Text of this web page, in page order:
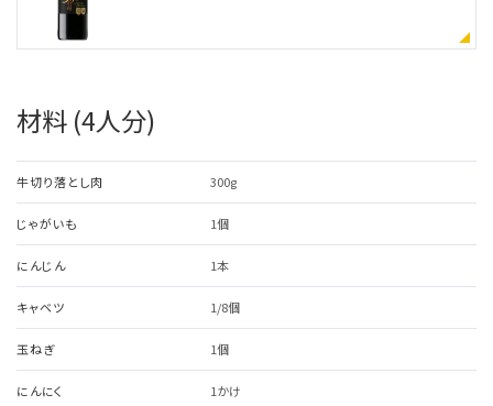
材料 (4人分)
牛切り落とし肉 300g
じゃがいも 1個
にんじん 1本
キャベツ 1/8個
玉ねぎ 1個
にんにく 1かけ